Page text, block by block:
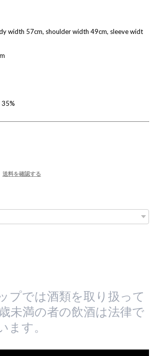
width 57cm, shoulder width 49cm, sleeve widt
送料を確認する
プでは酒類を取り扱って
未満の者の飲酒は法律で
ます。